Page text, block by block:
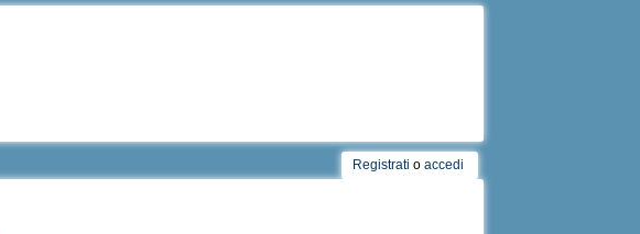
Registrati o accedi